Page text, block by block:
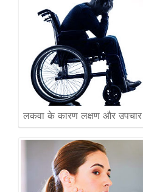
लकवा के कारण लक्षण और